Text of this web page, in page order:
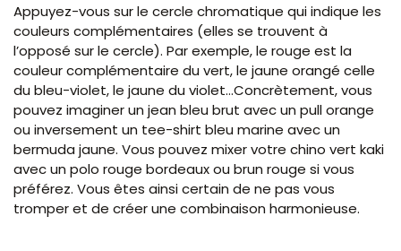
Appuyez-vous sur le cercle chromatique qui indique les
couleurs complémentaires (elles se trouvent à
l’opposé sur le cercle). Par exemple, le rouge est la
couleur complémentaire du vert, le jaune orangé celle
du bleu-violet, le jaune du violet…Concrètement, vous
pouvez imaginer un jean bleu brut avec un pull orange
ou inversement un tee-shirt bleu marine avec un
bermuda jaune. Vous pouvez mixer votre chino vert kaki
avec un polo rouge bordeaux ou brun rouge si vous
préférez. Vous êtes ainsi certain de ne pas vous
tromper et de créer une combinaison harmonieuse.